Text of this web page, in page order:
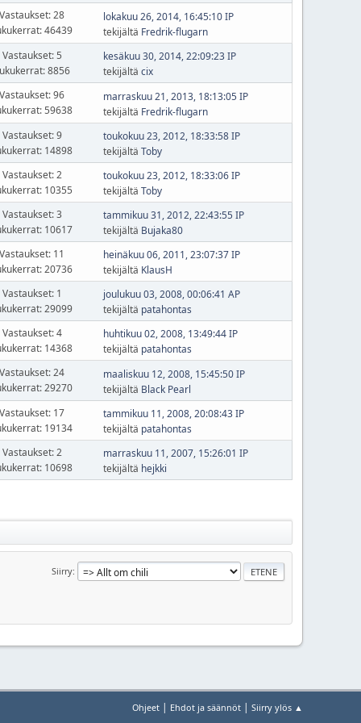
Vastaukset: 28
46439
lokakuu 26, 2014, 16:45:10 IP
tekijältä Fredrik-flugarn
Vastaukset: 5
8856
kesäkuu 30, 2014, 22:09:23 IP
tekijältä cix
Vastaukset: 96
59638
marraskuu 21, 2013, 18:13:05 IP
tekijältä Fredrik-flugarn
Vastaukset: 9
14898
toukokuu 23, 2012, 18:33:58 IP
tekijältä Toby
Vastaukset: 2
10355
toukokuu 23, 2012, 18:33:06 IP
tekijältä Toby
Vastaukset: 3
10617
tammikuu 31, 2012, 22:43:55 IP
tekijältä Bujaka80
Vastaukset: 11
20736
heinäkuu 06, 2011, 23:07:37 IP
tekijältä KlausH
Vastaukset: 1
29099
joulukuu 03, 2008, 00:06:41 AP
tekijältä patahontas
Vastaukset: 4
14368
huhtikuu 02, 2008, 13:49:44 IP
tekijältä patahontas
Vastaukset: 24
29270
maaliskuu 12, 2008, 15:45:50 IP
tekijältä Black Pearl
Vastaukset: 17
19134
tammikuu 11, 2008, 20:08:43 IP
tekijältä patahontas
Vastaukset: 2
10698
marraskuu 11, 2007, 15:26:01 IP
tekijältä hejkki
Siirry
Ohjeet | Ehdot ja säännöt | Siirry ylös ▲